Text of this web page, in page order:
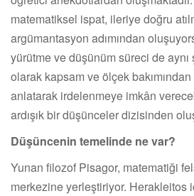
matematiksel ispat, ileriye doğru
argümantasyon adımından
yürütme ve düşünüm süreci de
olarak kapsam ve ölçek
anlatarak irdelenmeye imkân
ardışık bir düşünceler dizisinden
Düşüncenin temelinde ne var?
Yunan filozof Pisagor, matematiği
merkezine yerleştiriyor. Herakleitos